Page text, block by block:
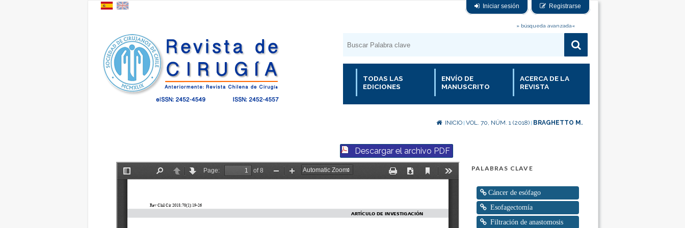
Iniciar sesión Registrarse
» búsqueda avanzada«
TODAS LAS
EDICIONES
ENVÍO DE
MANUSCRITO
ACERCA DE LA
REVISTA
INICIO VOL. 70, NÚM. 1 (2018) BRAGHETTO M.
PALABRAS CLAVE
Cáncer de esófago
Esofagectomía
Filtración de anastomosis
Descargar el archivo PDF